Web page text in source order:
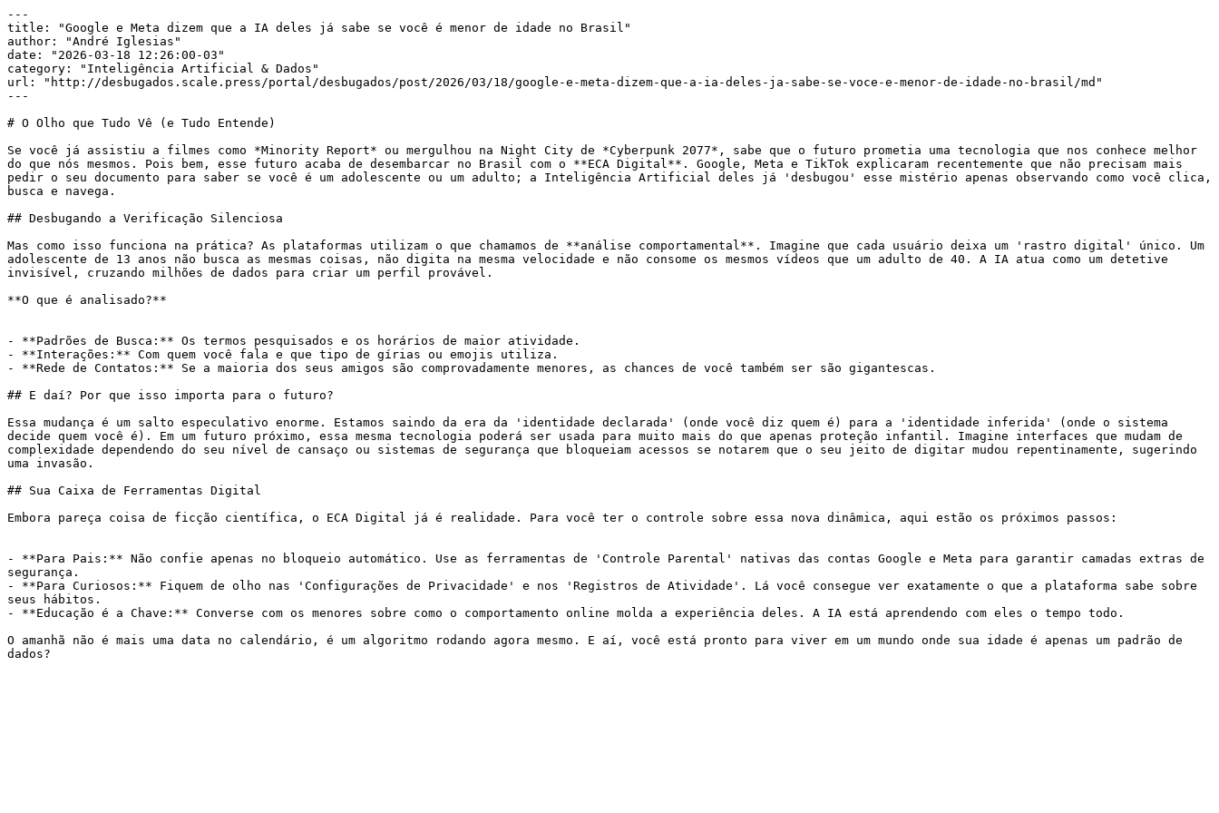
---
title: "Google e Meta dizem que a IA deles já sabe se você é menor de idade no Brasil"
author: "André Iglesias"
date: "2026-03-18 12:26:00-03"
category: "Inteligência Artificial & Dados"
url: "http://desbugados.scale.press/portal/desbugados/post/2026/03/18/google-e-meta-dizem-que-a-ia-deles-ja-sabe-se-voce-e-menor-de-idade-no-brasil/md"
---
# O Olho que Tudo Vê (e Tudo Entende)
Se você já assistiu a filmes como *Minority Report* ou mergulhou na Night City de *Cyberpunk 2077*, sabe que o futuro prometia uma tecnologia que nos conhece melhor
do que nós mesmos. Pois bem, esse futuro acaba de desembarcar no Brasil com o **ECA Digital**. Google, Meta e TikTok explicaram recentemente que não precisam mais
pedir o seu documento para saber se você é um adolescente ou um adulto; a Inteligência Artificial deles já 'desbugou' esse mistério apenas observando como você clica,
busca e navega.
## Desbugando a Verificação Silenciosa
Mas como isso funciona na prática? As plataformas utilizam o que chamamos de **análise comportamental**. Imagine que cada usuário deixa um 'rastro digital' único. Um
adolescente de 13 anos não busca as mesmas coisas, não digita na mesma velocidade e não consome os mesmos vídeos que um adulto de 40. A IA atua como um detetive
invisível, cruzando milhões de dados para criar um perfil provável.
**O que é analisado?**
- **Padrões de Busca:** Os termos pesquisados e os horários de maior atividade.
- **Interações:** Com quem você fala e que tipo de gírias ou emojis utiliza.
- **Rede de Contatos:** Se a maioria dos seus amigos são comprovadamente menores, as chances de você também ser são gigantescas.
## E daí? Por que isso importa para o futuro?
Essa mudança é um salto especulativo enorme. Estamos saindo da era da 'identidade declarada' (onde você diz quem é) para a 'identidade inferida' (onde o sistema
decide quem você é). Em um futuro próximo, essa mesma tecnologia poderá ser usada para muito mais do que apenas proteção infantil. Imagine interfaces que mudam de
complexidade dependendo do seu nível de cansaço ou sistemas de segurança que bloqueiam acessos se notarem que o seu jeito de digitar mudou repentinamente, sugerindo
uma invasão.
## Sua Caixa de Ferramentas Digital
Embora pareça coisa de ficção científica, o ECA Digital já é realidade. Para você ter o controle sobre essa nova dinâmica, aqui estão os próximos passos:
- **Para Pais:** Não confie apenas no bloqueio automático. Use as ferramentas de 'Controle Parental' nativas das contas Google e Meta para garantir camadas extras de
segurança.
- **Para Curiosos:** Fiquem de olho nas 'Configurações de Privacidade' e nos 'Registros de Atividade'. Lá você consegue ver exatamente o que a plataforma sabe sobre
seus hábitos.
- **Educação é a Chave:** Converse com os menores sobre como o comportamento online molda a experiência deles. A IA está aprendendo com eles o tempo todo.
O amanhã não é mais uma data no calendário, é um algoritmo rodando agora mesmo. E aí, você está pronto para viver em um mundo onde sua idade é apenas um padrão de
dados?